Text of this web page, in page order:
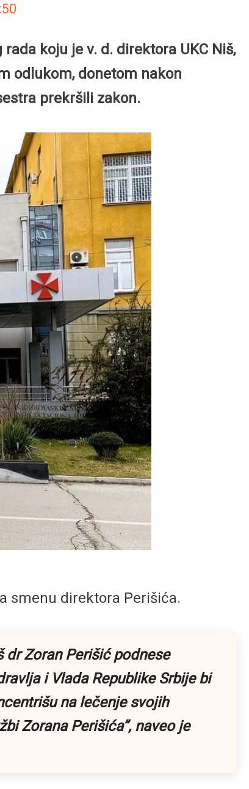
koju je v. d. direktora UKC Niš,
odlukom, donetom nakon
prekršili zakon.
smenu direktora Perišića.
dr Zoran Perišić podnese
i Vlada Republike Srbije bi
na lečenje svojih
Zorana Perišića”, naveo je